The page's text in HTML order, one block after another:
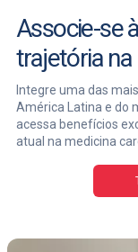
Associe-se
trajetória
Integre uma das
América Latina e do
acessa benefícios
atual na medicina